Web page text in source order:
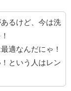
るけど、今は洗
適なんだにゃ！
という人はレン